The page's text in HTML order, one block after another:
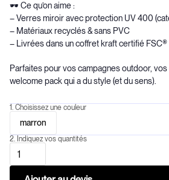
🕶️ Ce qu’on aime :
– Verres miroir avec protection UV 400
– Matériaux recyclés & sans PVC
– Livrées dans un coffret kraft certifié FSC®
Parfaites pour vos campagnes outdoor, vos
welcome pack qui a du style (et du sens).
1. Choisissez une couleur
marron
2. Indiquez vos quantités